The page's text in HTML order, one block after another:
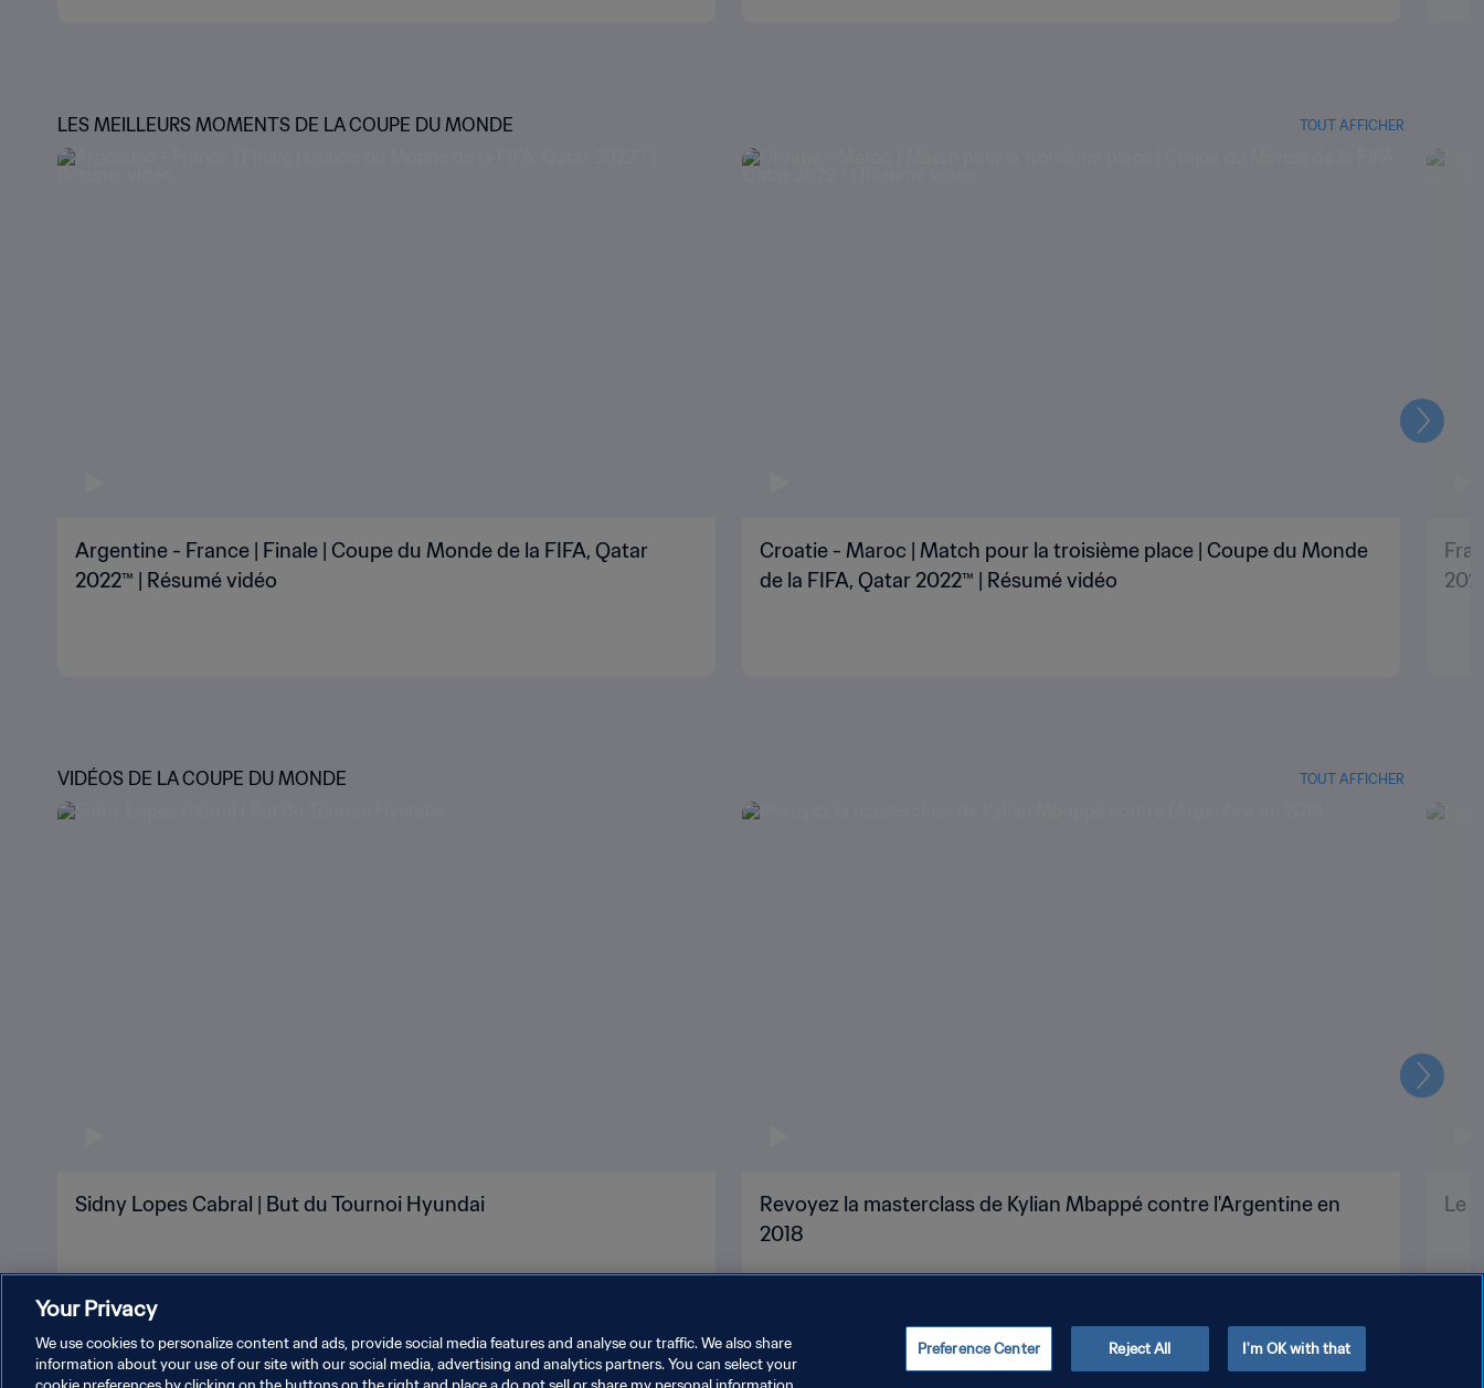
LES MEILLEURS MOMENTS DE LA COUPE DU MONDE TOUT AFFICHER
Argentine - France | Finale | Coupe du Monde de la FIFA, Qatar
2022™ | Résumé vidéo
Croatie - Maroc | Match pour la troisième place | Coupe du Monde
de la FIFA, Qatar 2022™ | Résumé vidéo
Suivant
VIDÉOS DE LA COUPE DU MONDE TOUT AFFICHER
Sidny Lopes Cabral | But du Tournoi Hyundai
Revoyez la masterclass de Kylian Mbappé contre l'Argentine en
2018
Le
Suivant
Your Privacy
We use cookies to personalize content and ads, provide social media features and analyse our traffic. We also share
information about your use of our site with our social media, advertising and analytics partners. You can select your
Preference Center Reject All I'm OK with that